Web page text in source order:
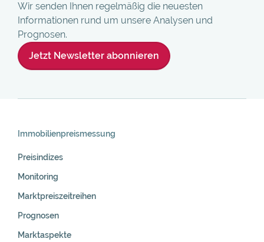
Wir senden Ihnen regelmäßig die neuesten
Informationen rund um unsere Analysen und
Prognosen.
Jetzt Newsletter abonnieren
Navigation
Immobilienpreis­messung
Preisindizes
Monitoring
Marktpreiszeitreihen
Prognosen
Marktaspekte